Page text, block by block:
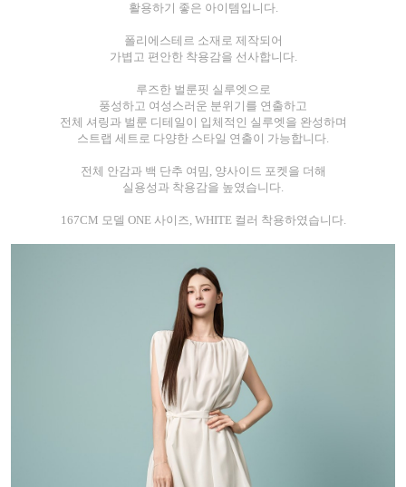
활용하기 좋은 아이템입니다.
폴리에스테르 소재로 제작되어
가볍고 편안한 착용감을 선사합니다.
루즈한 벌룬핏 실루엣으로
풍성하고 여성스러운 분위기를 연출하고
전체 셔링과 벌룬 디테일이 입체적인 실루엣을 완성하며
스트랩 세트로 다양한 스타일 연출이 가능합니다.
전체 안감과 백 단추 여밈, 양사이드 포켓을 더해
실용성과 착용감을 높였습니다.
167CM 모델 ONE 사이즈, WHITE 컬러 착용하였습니다.